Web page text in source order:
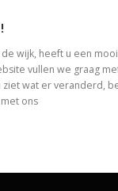
wijk, heeft u een
vullen we graag
wat er veranderd,
ons